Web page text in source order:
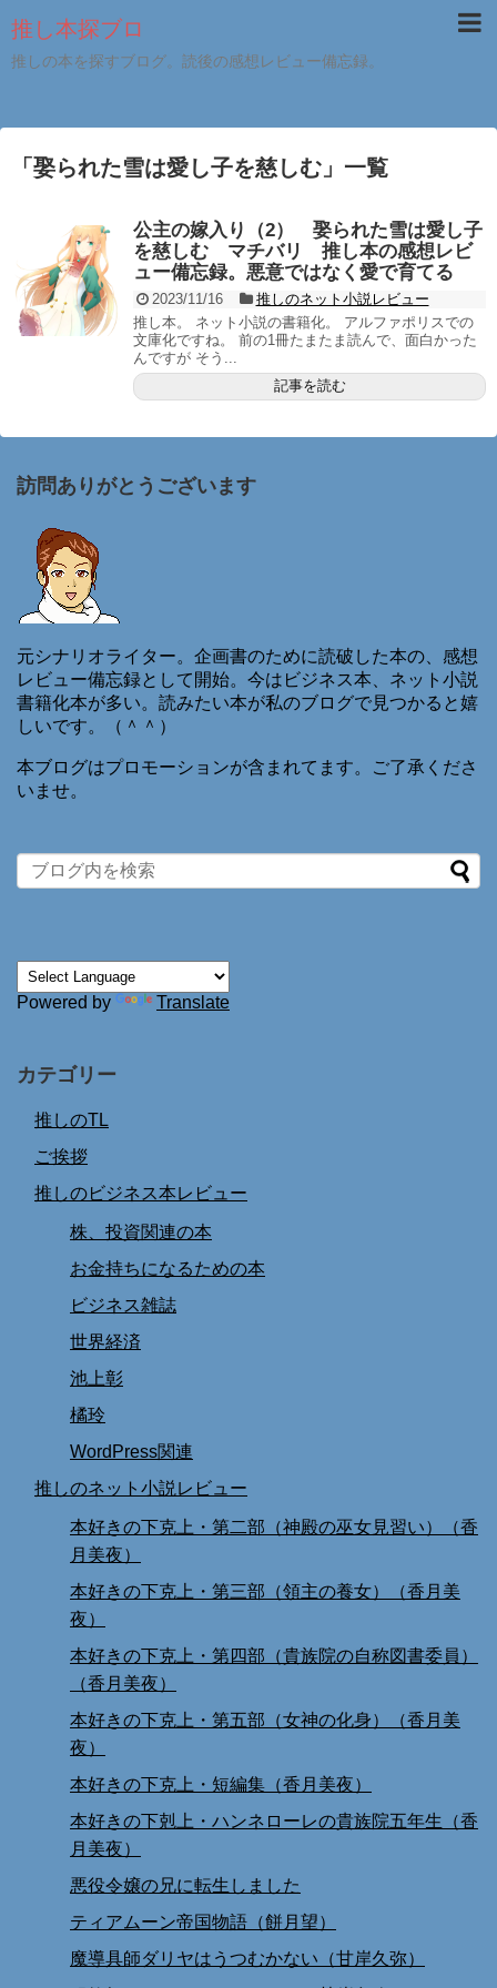
推し本探ブロ
推しの本を探すブログ。読後の感想レビュー備忘録。
「 娶られた雪は愛し子を慈しむ 」 一覧
公主の嫁入り（2） 娶られた雪は愛し子
を慈しむ マチバリ 推し本の感想レビ
ュー備忘録。悪意ではなく愛で育てる
2023/11/16
推しのネット小説レビュー
推し本。 ネット小説の書籍化。 アルファポリスでの
文庫化ですね。 前の1冊たまたま読んで、面白かった
んですが そう...
記事を読む
訪問ありがとうございます
元シナリオライター。企画書のために読破した本の、感想
レビュー備忘録として開始。今はビジネス本、ネット小説
書籍化本が多い。読みたい本が私のブログで見つかると嬉
しいです。（＾＾）
本ブログはプロモーションが含まれてます。ご了承くださ
いませ。
Powered by Translate
カテゴリー
推しのTL
ご挨拶
推しのビジネス本レビュー
株、投資関連の本
お金持ちになるための本
ビジネス雑誌
世界経済
池上彰
橘玲
WordPress関連
推しのネット小説レビュー
本好きの下克上・第二部（神殿の巫女見習い）（香
月美夜）
本好きの下克上・第三部（領主の養女）（香月美
夜）
本好きの下克上・第四部（貴族院の自称図書委員）
（香月美夜）
本好きの下克上・第五部（女神の化身）（香月美
夜）
本好きの下克上・短編集（香月美夜）
本好きの下剋上・ハンネローレの貴族院五年生（香
月美夜）
悪役令嬢の兄に転生しました
ティアムーン帝国物語（餅月望）
魔導具師ダリヤはうつむかない（甘岸久弥）